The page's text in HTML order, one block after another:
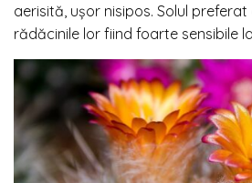
aerisită, ușor nisipos. Solul preferat
rădăcinile lor fiind foarte sensibile